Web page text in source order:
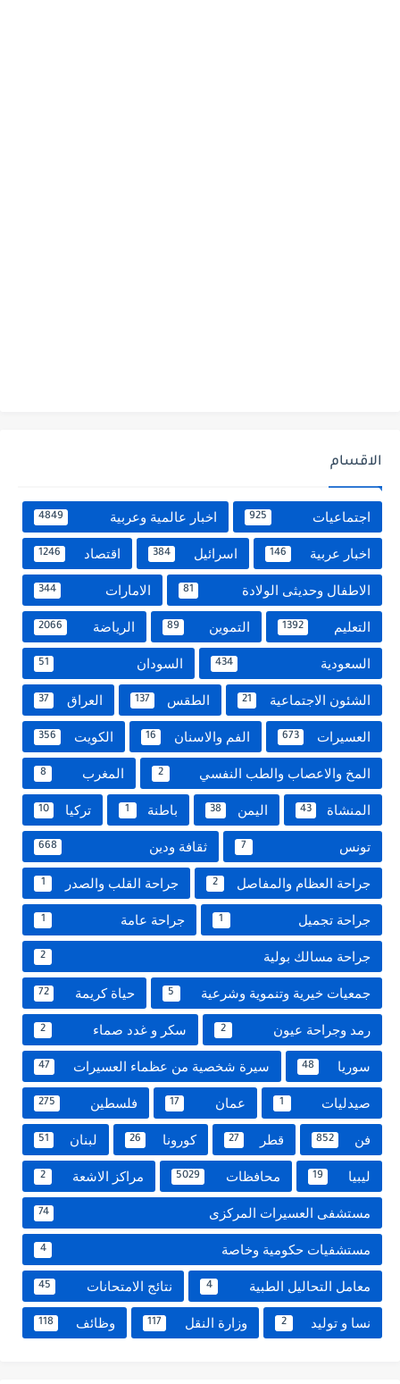
الاقسام
اجتماعيات 925 اخبار عالمية وعربية 4849
اخبار عربية 146 اسرائيل 384 اقتصاد 1246
الاطفال وحديثى الولادة 81 الامارات 344
التعليم 1392 التموين 89 الرياضة 2066
السعودية 434 السودان 51
الشئون الاجتماعية 21 الطقس 137 العراق 37
العسيرات 673 الفم والاسنان 16 الكويت 356
المخ والاعصاب والطب النفسي 2 المغرب 8
المنشاة 43 اليمن 38 باطنة 1 تركيا 10
تونس 7 ثقافة ودين 668
جراحة العظام والمفاصل 2 جراحة القلب والصدر 1
جراحة تجميل 1 جراحة عامة 1
جراحة مسالك بولية 2
جمعيات خيرية وتنموية وشرعية 5 حياة كريمة 72
رمد وجراحة عيون 2 سكر و غدد صماء 2
سوريا 48 سيرة شخصية من عظماء العسيرات 47
صيدليات 1 عمان 17 فلسطين 275
فن 852 قطر 27 كورونا 26 لبنان 51
ليبيا 19 محافظات 5029 مراكز الاشعة 2
مستشفى العسيرات المركزى 74
مستشفيات حكومية وخاصة 4
معامل التحاليل الطبية 4 نتائج الامتحانات 45
نسا و توليد 2 وزارة النقل 117 وظائف 118